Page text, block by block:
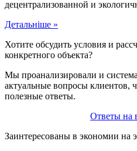
децентрализованной и
Детальніше »
Хотите обсудить условия и
конкретного объекта?
Мы проанализировали и
актуальные вопросы клиентов,
полезные ответы.
Ответы на
Заинтересованы в экономии на